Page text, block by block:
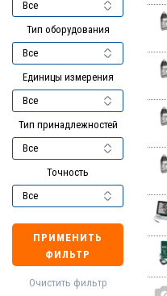
Тип оборудования
Единицы измерения
Тип принадлежностей
Точность
ПРИМЕНИТЬ
ФИЛЬТР
Очистить фильтр